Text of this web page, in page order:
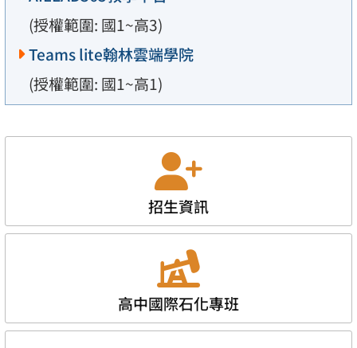
(授權範圍: 國1~高3)
Teams lite翰林雲端學院
(授權範圍: 國1~高1)
招生資訊
高中國際石化專班